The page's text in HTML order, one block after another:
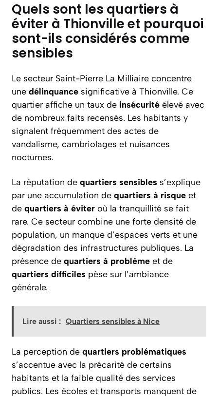
Quels sont les quartiers à
éviter à Thionville et pourquoi
sont-ils considérés comme
sensibles
Le secteur Saint-Pierre La Milliaire concentre
une délinquance significative à Thionville. Ce
quartier affiche un taux de insécurité élevé avec
de nombreux faits recensés. Les habitants y
signalent fréquemment des actes de
vandalisme, cambriolages et nuisances
nocturnes.
La réputation de quartiers sensibles s’explique
par une accumulation de quartiers à risque et
de quartiers à éviter où la tranquillité se fait
rare. Ce secteur combine une forte densité de
population, un manque d’espaces verts et une
dégradation des infrastructures publiques. La
présence de quartiers à problème et de
quartiers difficiles pèse sur l’ambiance
générale.
Lire aussi : Quartiers sensibles à Nice
La perception de quartiers problématiques
s’accentue avec la précarité de certains
habitants et la faible qualité des services
publics. Les écoles et transports manquent de